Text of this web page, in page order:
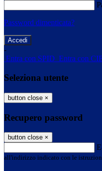
Password dimenticata?
-
Entra con SPID Entra con
Seleziona utente
button close ×
Recupero password
button close ×
all'indirizzo indicato con le